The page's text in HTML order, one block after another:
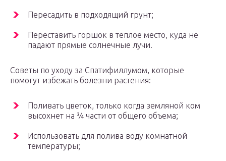
Пересадить в подходящий грунт;
Переставить горшок в теплое место, куда не
падают прямые солнечные лучи.
Советы по уходу за Спатифиллумом, которые
помогут избежать болезни растения:
Поливать цветок, только когда земляной ком
высохнет на ¾ части от общего объема;
Использовать для полива воду комнатной
температуры;